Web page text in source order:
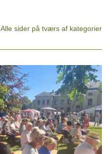
Alle sider på tværs af kategorier